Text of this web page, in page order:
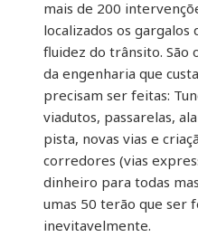
mais de 200
localizados os gargalos
fluidez do trânsito. São
da engenharia que
precisam ser feitas:
viadutos, passarelas,
pista, novas vias e
corredores (vias
dinheiro para todas
umas 50 terão que ser
inevitavelmente.